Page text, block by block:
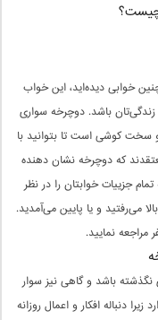
خوابی دیده‌اید، این خواب
باشد. دوچرخه سواری
سخت کوشی است تا بتوانید با
که دوچرخه نشان دهنده‌
جزییات خوابتان را در نظر
می‌رفتید و یا پایین می‌آمدید.
مراجعه نمایید.
باشد و گاهی نیز سوار
دنباله افکار و اعمال روزانه